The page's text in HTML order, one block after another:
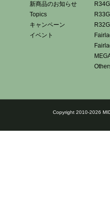
新商品のお知らせ
Topics
キャンペーン
イベント
Copyright 2010-2026